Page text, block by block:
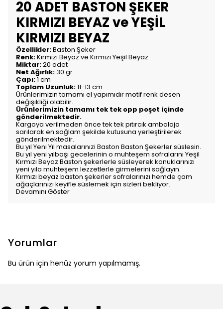
20 ADET BASTON ŞEKER
KIRMIZI BEYAZ ve YEŞİL
KIRMIZI BEYAZ
Özellikler:Baston Şeker
Renk:Kırmızı Beyaz ve Kırmızı Yeşil Beyaz
Miktar:20 adet
Net Ağırlık:30 gr
Çapı: 1 cm
Toplam Uzunluk: 11-13 cm
Ürünlerimizin tamamı el yapımıdır motif renk desen
değişikliği olabilir.
Ürünlerimizin tamamı tek tek opp poşet içinde
gönderilmektedir.
Kargoya verilmeden önce tek tek pıtırcık ambalaja
sarılarak en sağlam şekilde kutusuna yerleştirilerek
gönderilmektedir.
Bu yıl Yeni Yıl masalarınızi Baston Baston Şekerler süslesin.
Bu yıl yeni yılbaşı gecelerinin o muhteşem sofralarını Yeşil
Kırmızı Beyaz Baston şekerlerle süsleyerek konuklarınızı
yeni yıla muhteşem lezzetlerle girmelerini sağlayın.
Kırmızı beyaz baston şekerler sofralarınızı hemde çam
ağaçlarınızı keyifle süslemek için sizleri bekliyor.
Devamını Göster
Yorumlar
Bu ürün için henüz yorum yapılmamış.